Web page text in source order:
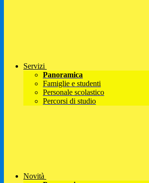
Servizi
Panoramica
Famiglie e studenti
Personale scolastico
Percorsi di studio
Novità